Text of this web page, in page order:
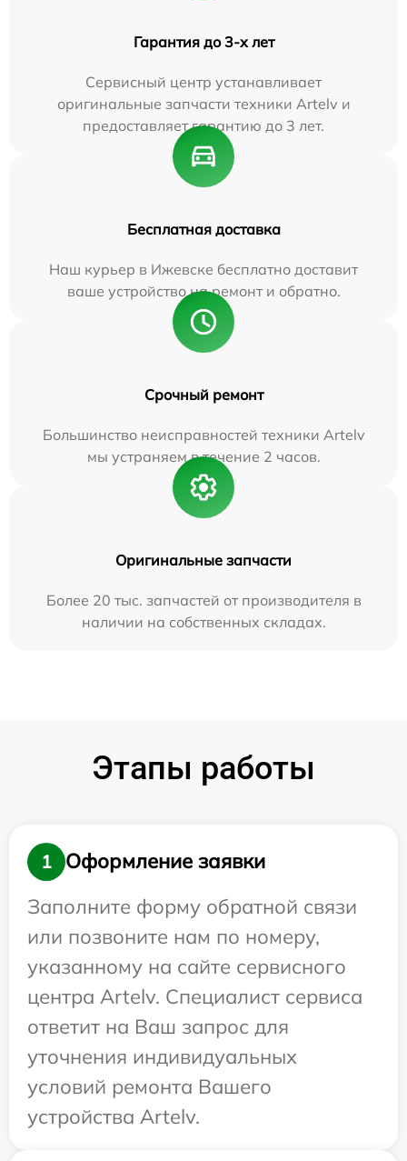
Гарантия до 3-х лет
Сервисный центр устанавливает
оригинальные запчасти техники Artelv и
предоставляет гарантию до 3 лет.
Бесплатная доставка
Наш курьер в Ижевске бесплатно доставит
ваше устройство на ремонт и обратно.
Срочный ремонт
Большинство неисправностей техники Artelv
мы устраняем в течение 2 часов.
Оригинальные запчасти
Более 20 тыс. запчастей от производителя в
наличии на собственных складах.
Этапы работы
1
Оформление заявки
Заполните форму обратной связи
или позвоните нам по номеру,
указанному на сайте сервисного
центра Artelv. Специалист сервиса
ответит на Ваш запрос для
уточнения индивидуальных
условий ремонта Вашего
устройства Artelv.